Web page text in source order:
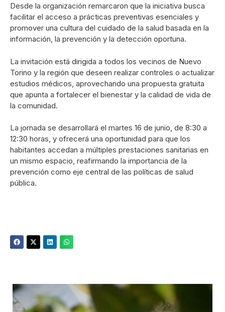
Desde la organización remarcaron que la iniciativa busca
facilitar el acceso a prácticas preventivas esenciales y
promover una cultura del cuidado de la salud basada en la
información, la prevención y la detección oportuna.
La invitación está dirigida a todos los vecinos de Nuevo
Torino y la región que deseen realizar controles o actualizar
estudios médicos, aprovechando una propuesta gratuita
que apunta a fortalecer el bienestar y la calidad de vida de
la comunidad.
La jornada se desarrollará el martes 16 de junio, de 8:30 a
12:30 horas, y ofrecerá una oportunidad para que los
habitantes accedan a múltiples prestaciones sanitarias en
un mismo espacio, reafirmando la importancia de la
prevención como eje central de las políticas de salud
pública.